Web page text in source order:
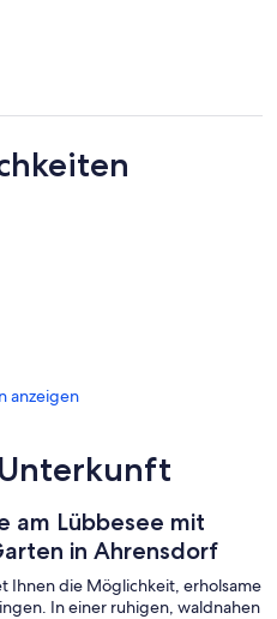
anzeigen
am Lübbesee mit
in Ahrensdorf
Ihnen die Möglichkeit, erholsame
In einer ruhigen, waldnahen